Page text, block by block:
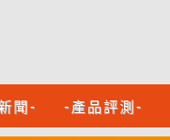
聞- -產品評測-